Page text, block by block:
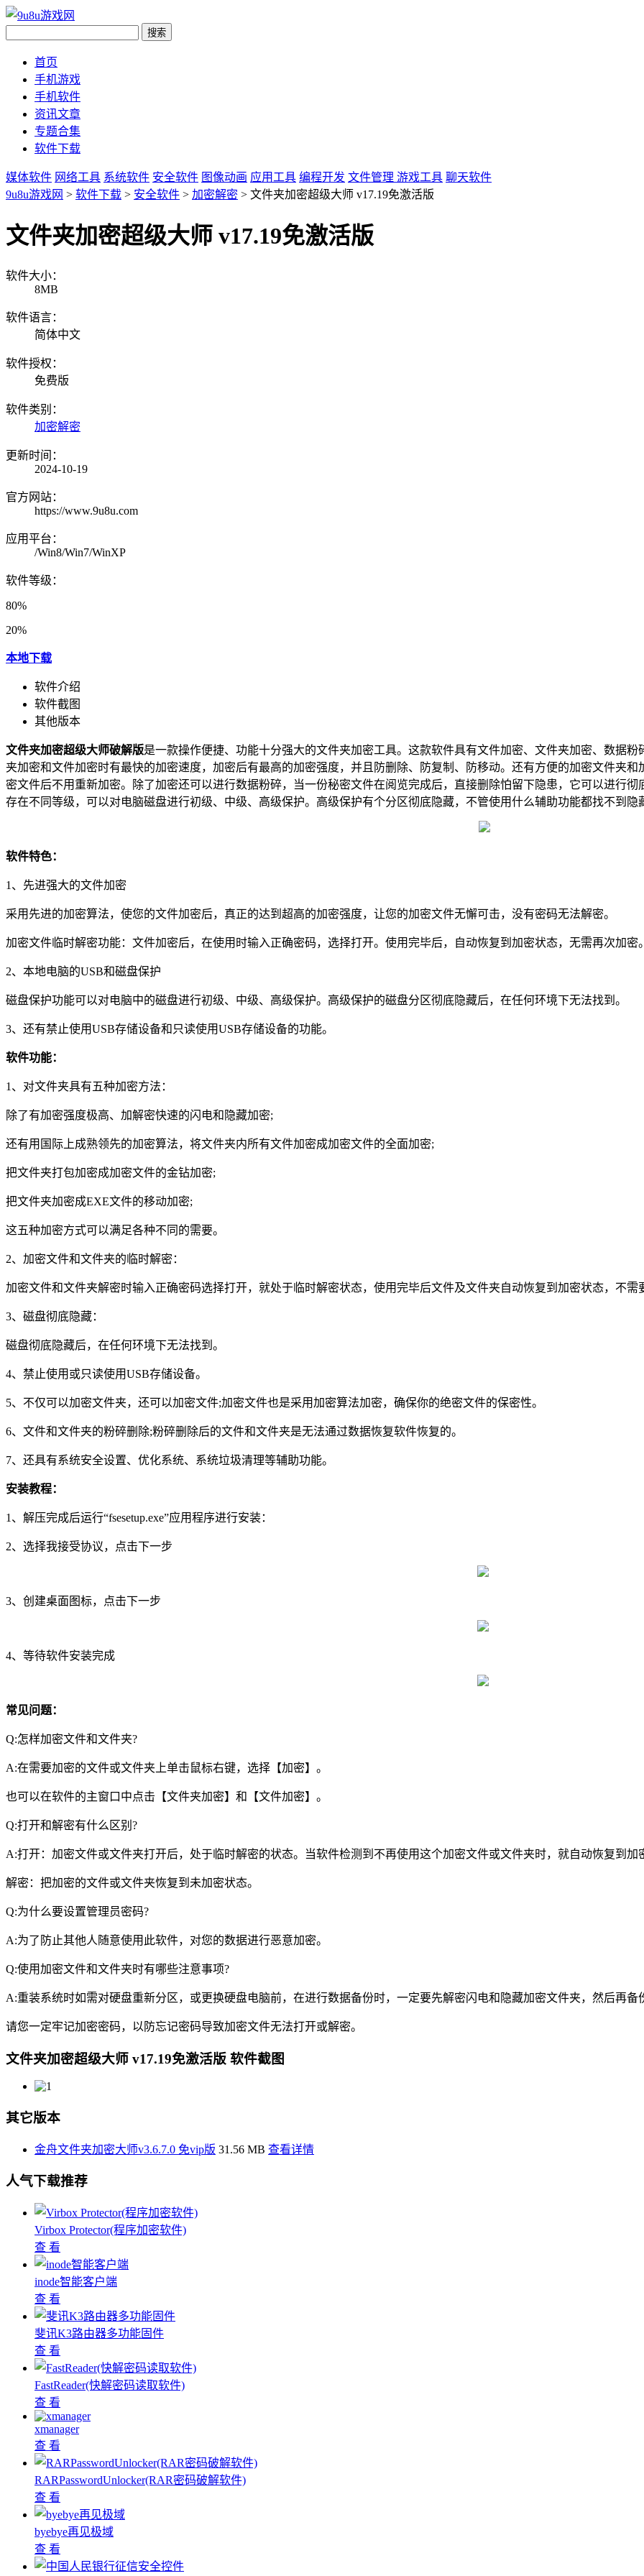
首页
手机游戏
手机软件
资讯文章
专题合集
软件下载
媒体软件 网络工具 系统软件 安全软件 图像动画 应用工具 编程开发 文件管理 游戏工具 聊天软件
9u8u游戏网 > 软件下载 > 安全软件 > 加密解密 > 文件夹加密超级大师 v17.19免激活版
文件夹加密超级大师 v17.19免激活版
软件大小：
8MB
软件语言：
简体中文
软件授权：
免费版
软件类别：
加密解密
更新时间：
2024-10-19
官方网站：
https://www.9u8u.com
应用平台：
/Win8/Win7/WinXP
软件等级：
80%
20%
本地下载
软件介绍
软件截图
其他版本
文件夹加密超级大师破解版是一款操作便捷、功能十分强大的文件夹加密工具。这款软件具有文件加密、文件夹加密、数据
夹加密和文件加密时有最快的加密速度，加密后有最高的加密强度，并且防删除、防复制、防移动。还有方便的加密文件夹
密文件后不用重新加密。除了加密还可以进行数据粉碎，当一份秘密文件在阅览完成后，直接删除怕留下隐患，它可以进行
存在不同等级，可以对电脑磁盘进行初级、中级、高级保护。高级保护有个分区彻底隐藏，不管使用什么辅助功能都找不到
软件特色：
1、先进强大的文件加密
采用先进的加密算法，使您的文件加密后，真正的达到超高的加密强度，让您的加密文件无懈可击，没有密码无法解密。
加密文件临时解密功能：文件加密后，在使用时输入正确密码，选择打开。使用完毕后，自动恢复到加密状态，无需再次加密
2、本地电脑的USB和磁盘保护
磁盘保护功能可以对电脑中的磁盘进行初级、中级、高级保护。高级保护的磁盘分区彻底隐藏后，在任何环境下无法找到。
3、还有禁止使用USB存储设备和只读使用USB存储设备的功能。
软件功能：
1、对文件夹具有五种加密方法：
除了有加密强度极高、加解密快速的闪电和隐藏加密;
还有用国际上成熟领先的加密算法，将文件夹内所有文件加密成加密文件的全面加密;
把文件夹打包加密成加密文件的金钻加密;
把文件夹加密成EXE文件的移动加密;
这五种加密方式可以满足各种不同的需要。
2、加密文件和文件夹的临时解密：
加密文件和文件夹解密时输入正确密码选择打开，就处于临时解密状态，使用完毕后文件及文件夹自动恢复到加密状态，不需
3、磁盘彻底隐藏：
磁盘彻底隐藏后，在任何环境下无法找到。
4、禁止使用或只读使用USB存储设备。
5、不仅可以加密文件夹，还可以加密文件;加密文件也是采用加密算法加密，确保你的绝密文件的保密性。
6、文件和文件夹的粉碎删除;粉碎删除后的文件和文件夹是无法通过数据恢复软件恢复的。
7、还具有系统安全设置、优化系统、系统垃圾清理等辅助功能。
安装教程：
1、解压完成后运行“fsesetup.exe”应用程序进行安装：
2、选择我接受协议，点击下一步
3、创建桌面图标，点击下一步
4、等待软件安装完成
常见问题：
Q:怎样加密文件和文件夹?
A:在需要加密的文件或文件夹上单击鼠标右键，选择【加密】。
也可以在软件的主窗口中点击【文件夹加密】和【文件加密】。
Q:打开和解密有什么区别?
A:打开：加密文件或文件夹打开后，处于临时解密的状态。当软件检测到不再使用这个加密文件或文件夹时，就自动恢复到加
解密：把加密的文件或文件夹恢复到未加密状态。
Q:为什么要设置管理员密码?
A:为了防止其他人随意使用此软件，对您的数据进行恶意加密。
Q:使用加密文件和文件夹时有哪些注意事项?
A:重装系统时如需对硬盘重新分区，或更换硬盘电脑前，在进行数据备份时，一定要先解密闪电和隐藏加密文件夹，然后再
请您一定牢记加密密码，以防忘记密码导致加密文件无法打开或解密。
文件夹加密超级大师 v17.19免激活版 软件截图
其它版本
金舟文件夹加密大师v3.6.7.0 免vip版 31.56 MB 查看详情
人气下载推荐
Virbox Protector(程序加密软件)
查 看
inode智能客户端
查 看
斐讯K3路由器多功能固件
查 看
FastReader(快解密码读取软件)
查 看
xmanager
查 看
RARPasswordUnlocker(RAR密码破解软件)
查 看
byebye再见极域
查 看